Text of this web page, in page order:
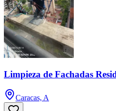
Limpieza de Fachadas
Caracas, A